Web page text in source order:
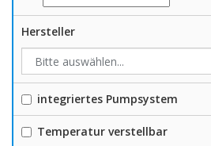
Hersteller
integriertes Pumpsystem
Temperatur verstellbar